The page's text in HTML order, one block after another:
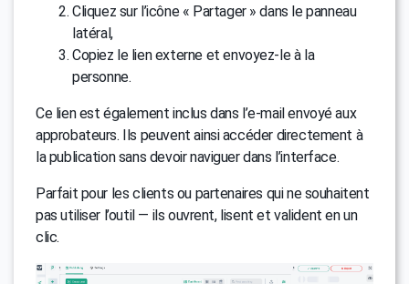
Cliquez sur l’icône « Partager » dans le panneau
latéral,
Copiez le lien externe et envoyez-le à la
personne.
Ce lien est également inclus dans l’e-mail envoyé aux
approbateurs. Ils peuvent ainsi accéder directement à
la publication sans devoir naviguer dans l’interface.
Parfait pour les clients ou partenaires qui ne souhaitent
pas utiliser l’outil — ils ouvrent, lisent et valident en un
clic.